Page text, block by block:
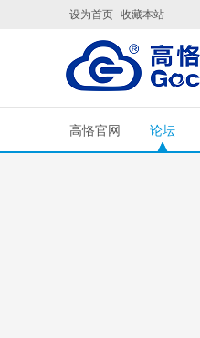
设为首页 收藏本站
高恪官网 论坛